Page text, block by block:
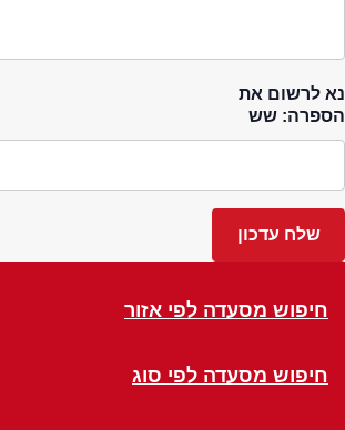
נא לרשום את
הספרה: שש
חיפוש מסעדה לפי אזור
חיפוש מסעדה לפי סוג